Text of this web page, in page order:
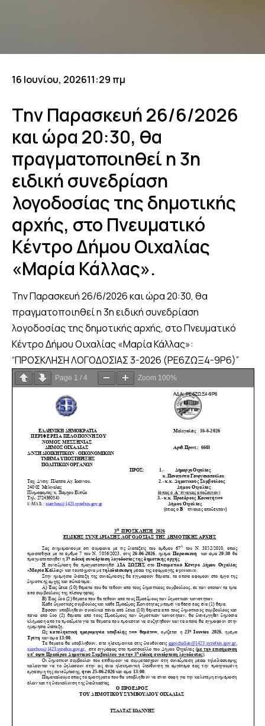
16 Ιουνίου, 202611:29 πμ
Την Παρασκευή 26/6/2026
και ώρα 20:30, θα
πραγματοποιηθεί η 3η
ειδική συνεδρίαση
λογοδοσίας της δημοτικής
αρχής, στο Πνευματικό
Κέντρο Δήμου Οιχαλίας
«Μαρία Κάλλας».
Την Παρασκευή 26/6/2026 και ώρα 20:30, θα
πραγματοποιηθεί η 3η ειδική συνεδρίαση
λογοδοσίας της δημοτικής αρχής, στο Πνευματικό
Κέντρο Δήμου Οιχαλίας «Μαρία Κάλλας»:
“ΠΡΟΣΚΛΗΣΗ ΛΟΓΟΔΟΣΙΑΣ 3-2026 (ΡΕ6ΖΩΞ4-9Ρ6)”
Page 1 / 4 Zoom 100%